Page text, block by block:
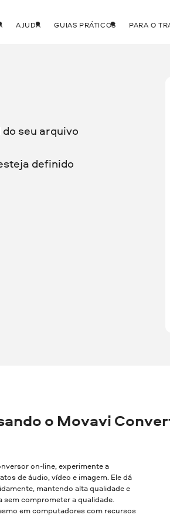
AJUDA GUIAS PRÁTICOS PARA O
seu arquivo
definido
o Movavi
on-line, experimente a
de áudio, vídeo e imagem. Ele dá
mantendo alta qualidade e
sem comprometer a qualidade.
em computadores com recursos